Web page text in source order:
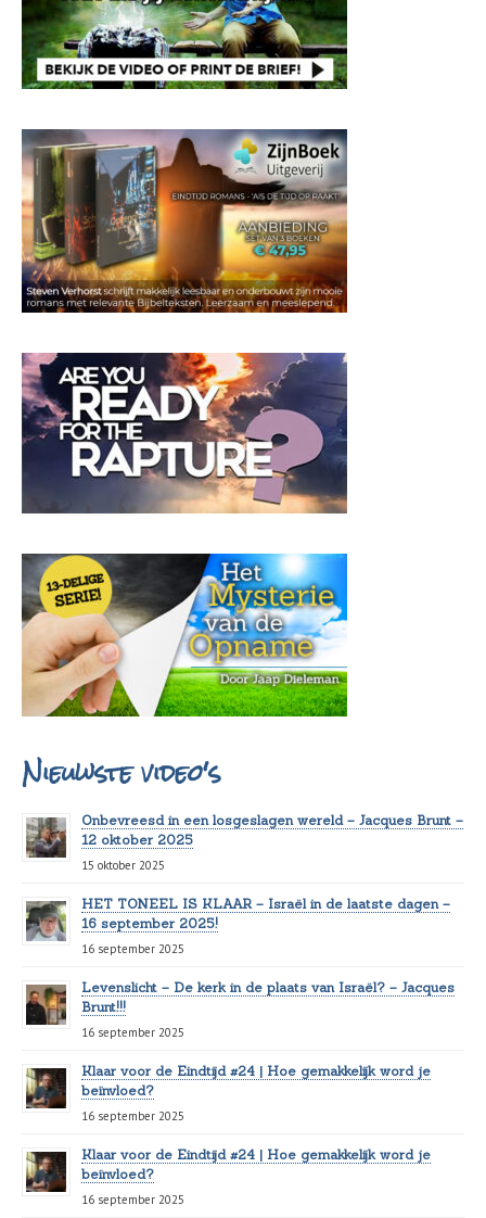
Nieuwste video's
Onbevreesd in een losgeslagen wereld – Jacques Brunt –
12 oktober 2025
15 oktober 2025
HET TONEEL IS KLAAR – Israël in de laatste dagen –
16 september 2025!
16 september 2025
Levenslicht – De kerk in de plaats van Israël? – Jacques
Brunt!!!
16 september 2025
Klaar voor de Eindtijd #24 | Hoe gemakkelijk word je
beïnvloed?
16 september 2025
Klaar voor de Eindtijd #24 | Hoe gemakkelijk word je
beïnvloed?
16 september 2025